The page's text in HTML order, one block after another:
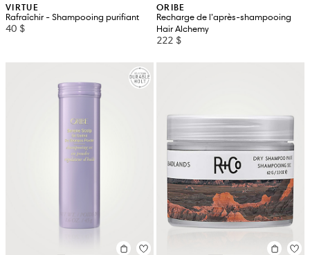
VIRTUE
Rafraîchir - Shampooing purifiant
40 $
ORIBE
Recharge de l’après-shampooing
Hair Alchemy
222 $